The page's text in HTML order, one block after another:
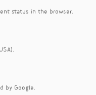
status in the browser.
by Google.